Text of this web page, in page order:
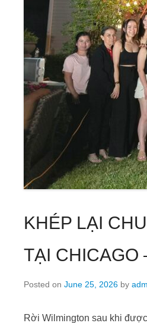
KHÉP LẠI
TẠI CHICAGO
Posted on June 25, 2026 by
Rời Wilmington sau khi